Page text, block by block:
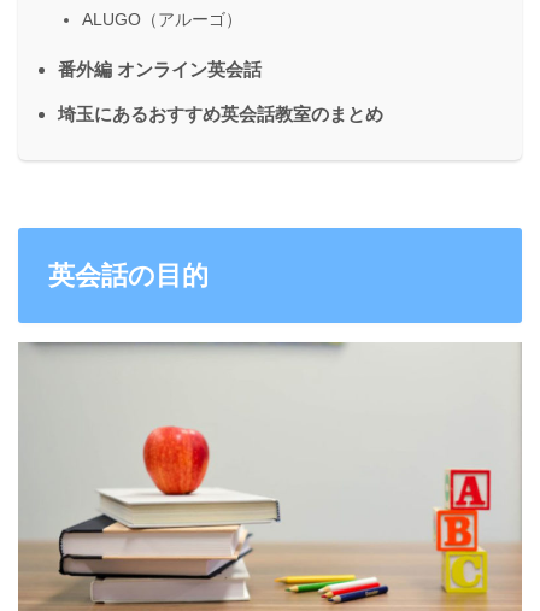
ALUGO（アルーゴ）
番外編 オンライン英会話
埼玉にあるおすすめ英会話教室のまとめ
英会話の目的